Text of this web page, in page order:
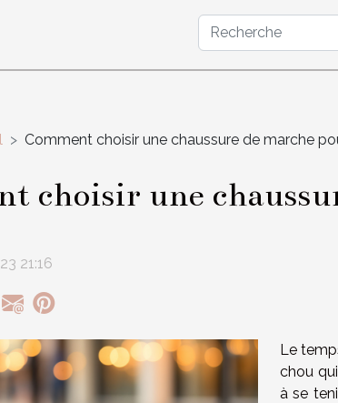
Comment choisir une chaussure de marche
choisir une
21:16
Le
chou
à se